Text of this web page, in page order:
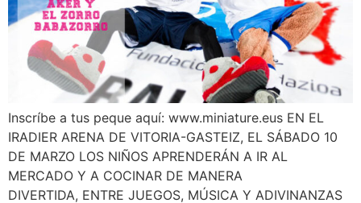
Inscríbe a tus peque aquí: www.miniature.eus EN EL
IRADIER ARENA DE VITORIA-GASTEIZ, EL SÁBADO 10
DE MARZO LOS NIÑOS APRENDERÁN A IR AL
MERCADO Y A COCINAR DE MANERA
DIVERTIDA, ENTRE JUEGOS, MÚSICA Y ADIVINANZAS